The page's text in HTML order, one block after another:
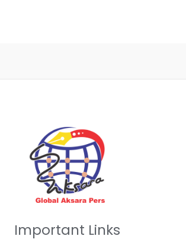
Important Links